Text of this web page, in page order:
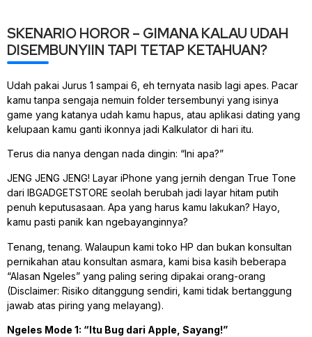
SKENARIO HOROR – GIMANA KALAU UDAH
DISEMBUNYIIN TAPI TETAP KETAHUAN?
Udah pakai Jurus 1 sampai 6, eh ternyata nasib lagi apes. Pacar
kamu tanpa sengaja nemuin folder tersembunyi yang isinya
game yang katanya udah kamu hapus, atau aplikasi dating yang
kelupaan kamu ganti ikonnya jadi Kalkulator di hari itu.
Terus dia nanya dengan nada dingin: “Ini apa?”
JENG JENG JENG! Layar iPhone yang jernih dengan True Tone
dari IBGADGETSTORE seolah berubah jadi layar hitam putih
penuh keputusasaan. Apa yang harus kamu lakukan? Hayo,
kamu pasti panik kan ngebayanginnya?
Tenang, tenang. Walaupun kami toko HP dan bukan konsultan
pernikahan atau konsultan asmara, kami bisa kasih beberapa
“Alasan Ngeles” yang paling sering dipakai orang-orang
(Disclaimer: Risiko ditanggung sendiri, kami tidak bertanggung
jawab atas piring yang melayang).
Ngeles Mode 1: “Itu Bug dari Apple, Sayang!”